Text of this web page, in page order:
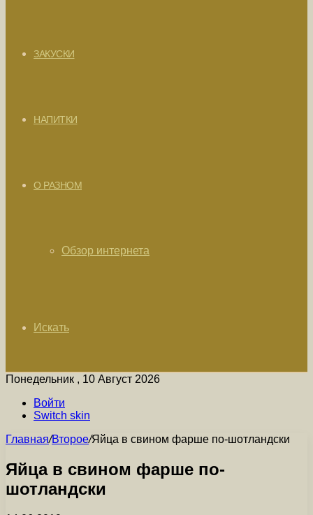
ЗАКУСКИ
НАПИТКИ
О РАЗНОМ
Обзор интернета
Искать
Понедельник , 10 Август 2026
Войти
Switch skin
Главная/Второе/Яйца в свином фарше по-шотландски
Яйца в свином фарше по-
шотландски